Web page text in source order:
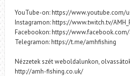
YouTube-on: https://www.youtube.com/
Instagramon: https://www.twitch.tv/
Facebookon: https://
Telegramon: https://t.me/amhfishing
Nézzetek szét weboldalunkon,
http://amh-fishing.co.uk/